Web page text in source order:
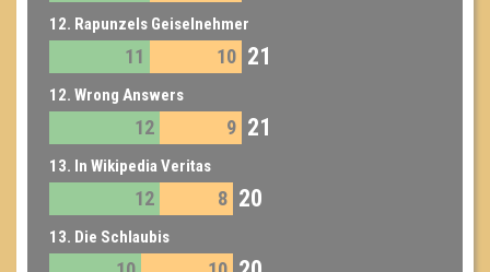
12. Rapunzels Geiselnehmer
11 10 21
12. Wrong Answers
12 9 21
13. In Wikipedia Veritas
12 8 20
13. Die Schlaubis